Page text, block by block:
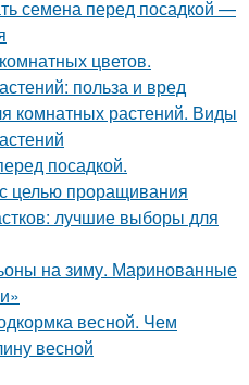
семена перед посадкой —
цветов.
польза и вред
комнатных растений. Виды
посадкой.
целью проращивания
лучшие выборы для
на зиму. Маринованные
весной. Чем
весной